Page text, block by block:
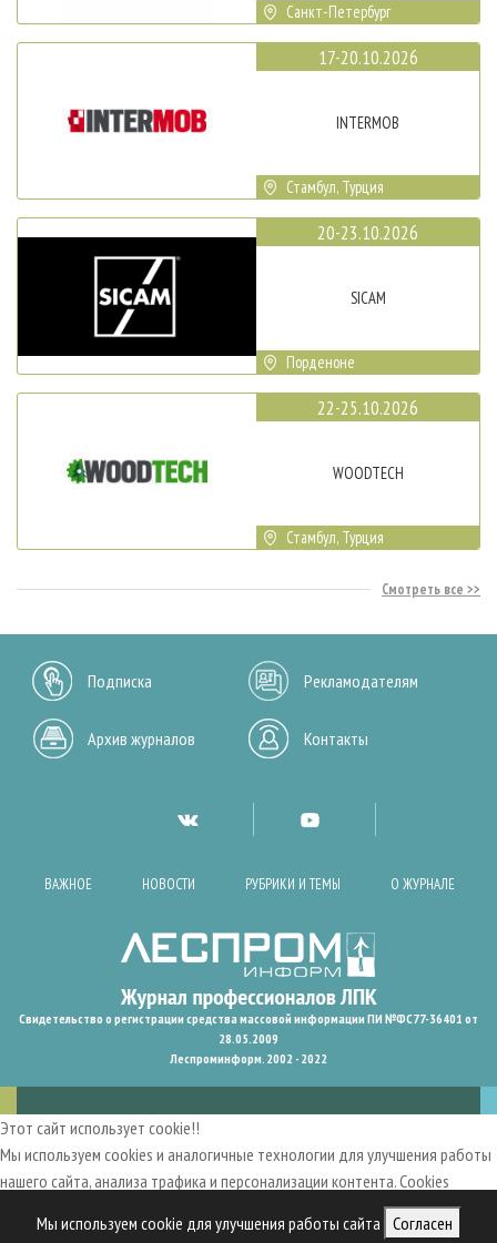
Мы используем cookie для улучшения работы сайта Согласен
Санкт-Петербург
17-20.10.2026
INTERMOB
Стамбул, Турция
20-23.10.2026
SICAM
Порденоне
22-25.10.2026
WOODTECH
Стамбул, Турция
Смотреть все
Подписка Рекламодателям
Архив журналов Контакты
ВАЖНОЕ НОВОСТИ РУБРИКИ И ТЕМЫ О ЖУРНАЛЕ
Свидетельство о регистрации средства массовой информации ПИ №ФС77-36401 от
28.05.2009
Леспроминформ. 2002 - 2022
Этот сайт использует cookie!!
Мы используем cookies и аналогичные технологии для улучшения работы
нашего сайта, анализа трафика и персонализации контента. Cookies
пользовательский опыт